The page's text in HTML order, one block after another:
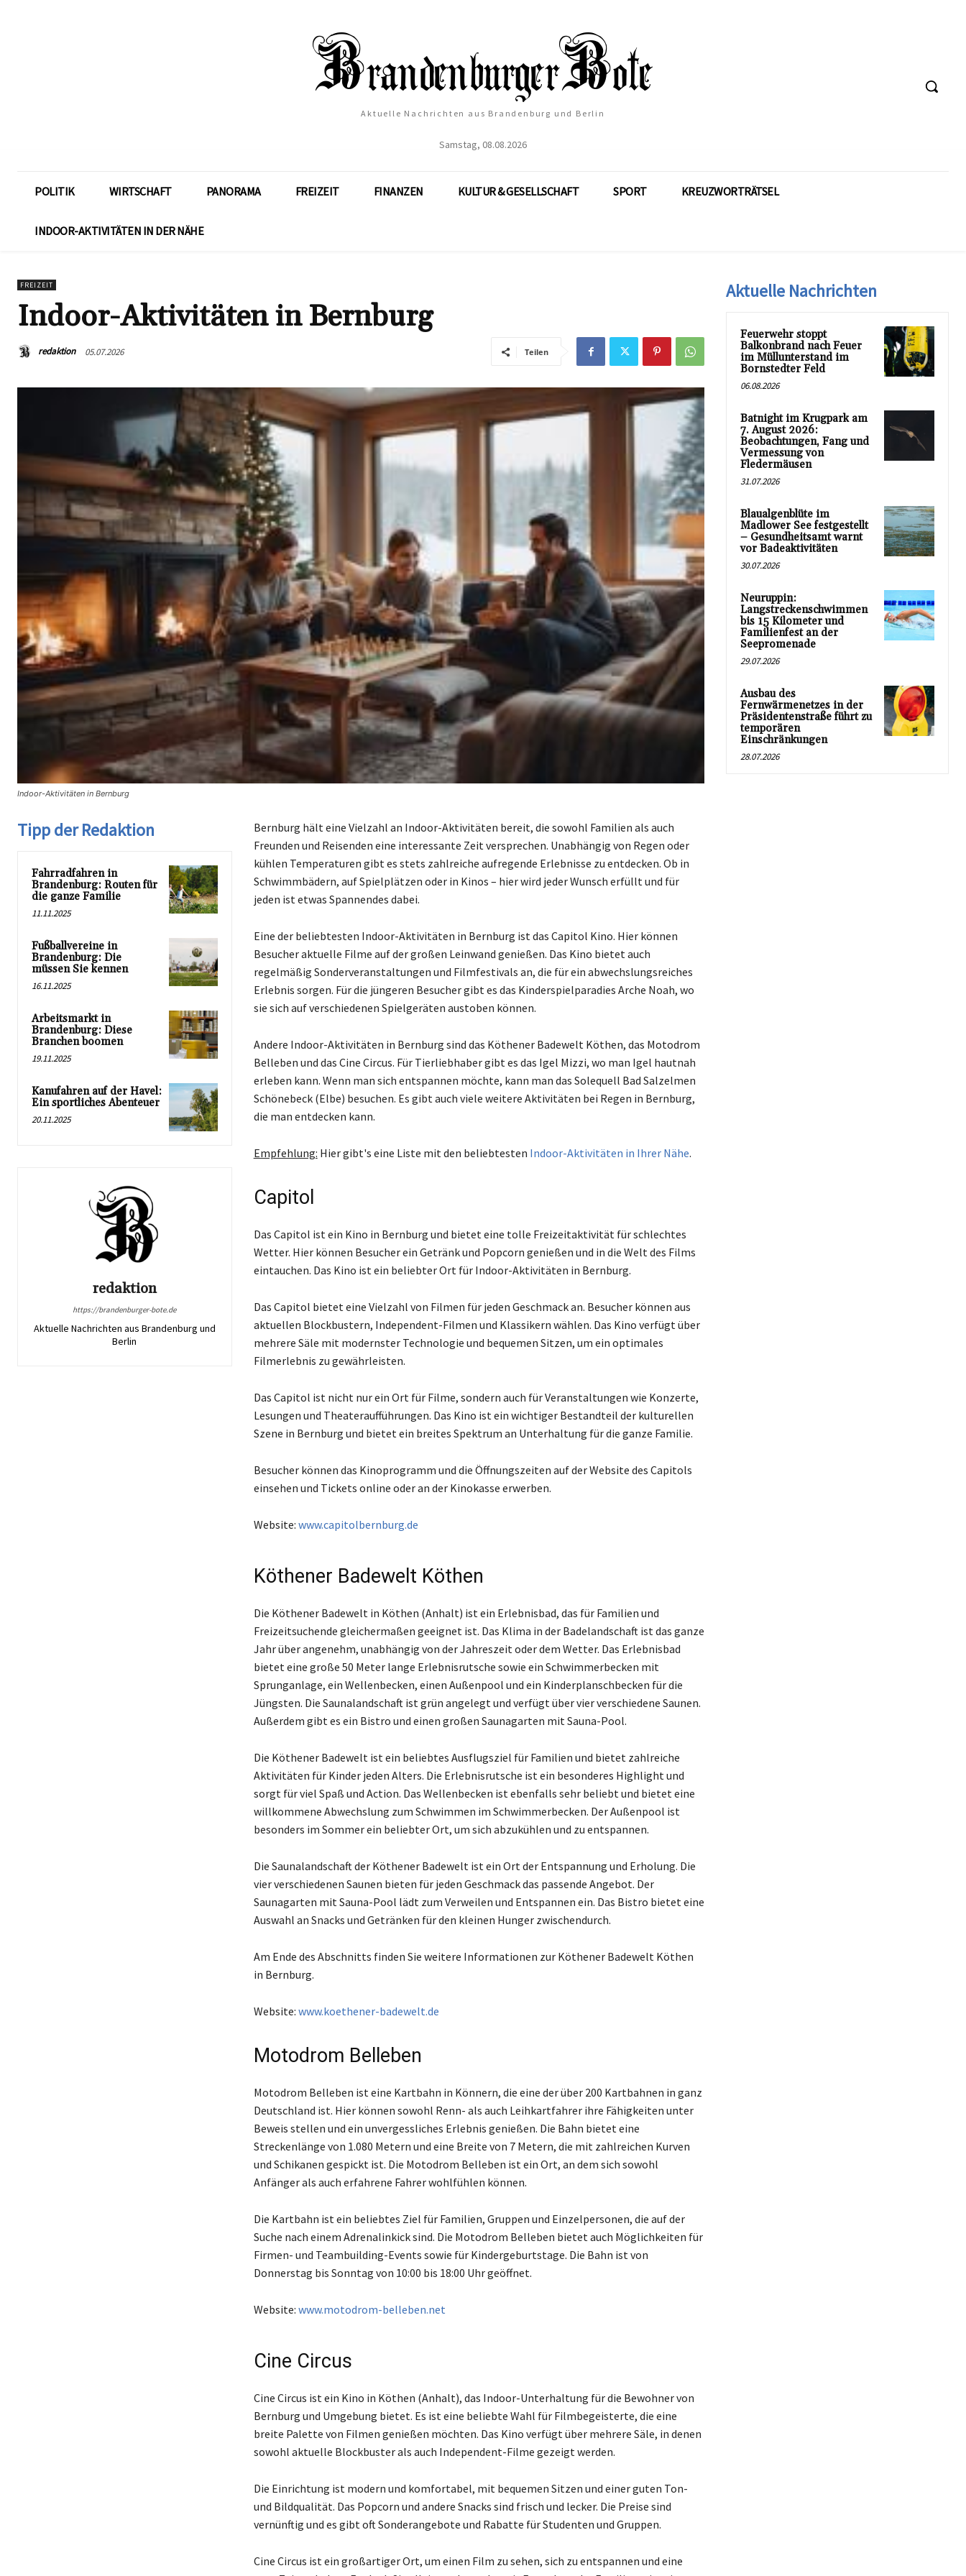
Aktuelle Nachrichten aus Brandenburg und Berlin
Samstag, 08.08.2026
POLITIK WIRTSCHAFT PANORAMA FREIZEIT FINANZEN KULTUR & GESELLSCHAFT SPORT KREUZWORTRÄTSEL
INDOOR-AKTIVITÄTEN IN DER NÄHE
FREIZEIT
Indoor-Aktivitäten in Bernburg
redaktion 05.07.2026 Teilen
Indoor-Aktivitäten in Bernburg
Tipp der Redaktion
Fahrradfahren in
Brandenburg: Routen für
die ganze Familie
11.11.2025
Fußballvereine in
Brandenburg: Die
müssen Sie kennen
16.11.2025
Arbeitsmarkt in
Brandenburg: Diese
Branchen boomen
19.11.2025
Kanufahren auf der Havel:
Ein sportliches Abenteuer
20.11.2025
redaktion
https://brandenburger-bote.de
Aktuelle Nachrichten aus Brandenburg und
Berlin
Bernburg hält eine Vielzahl an Indoor-Aktivitäten bereit, die sowohl Familien als auch
Freunden und Reisenden eine interessante Zeit versprechen. Unabhängig von Regen oder
kühlen Temperaturen gibt es stets zahlreiche aufregende Erlebnisse zu entdecken. Ob in
Schwimmbädern, auf Spielplätzen oder in Kinos – hier wird jeder Wunsch erfüllt und für
jeden ist etwas Spannendes dabei.
Eine der beliebtesten Indoor-Aktivitäten in Bernburg ist das Capitol Kino. Hier können
Besucher aktuelle Filme auf der großen Leinwand genießen. Das Kino bietet auch
regelmäßig Sonderveranstaltungen und Filmfestivals an, die für ein abwechslungsreiches
Erlebnis sorgen. Für die jüngeren Besucher gibt es das Kinderspielparadies Arche Noah, wo
sie sich auf verschiedenen Spielgeräten austoben können.
Andere Indoor-Aktivitäten in Bernburg sind das Köthener Badewelt Köthen, das Motodrom
Belleben und das Cine Circus. Für Tierliebhaber gibt es das Igel Mizzi, wo man Igel hautnah
erleben kann. Wenn man sich entspannen möchte, kann man das Solequell Bad Salzelmen
Schönebeck (Elbe) besuchen. Es gibt auch viele weitere Aktivitäten bei Regen in Bernburg,
die man entdecken kann.
Empfehlung: Hier gibt's eine Liste mit den beliebtesten Indoor-Aktivitäten in Ihrer Nähe.
Capitol
Das Capitol ist ein Kino in Bernburg und bietet eine tolle Freizeitaktivität für schlechtes
Wetter. Hier können Besucher ein Getränk und Popcorn genießen und in die Welt des Films
eintauchen. Das Kino ist ein beliebter Ort für Indoor-Aktivitäten in Bernburg.
Das Capitol bietet eine Vielzahl von Filmen für jeden Geschmack an. Besucher können aus
aktuellen Blockbustern, Independent-Filmen und Klassikern wählen. Das Kino verfügt über
mehrere Säle mit modernster Technologie und bequemen Sitzen, um ein optimales
Filmerlebnis zu gewährleisten.
Das Capitol ist nicht nur ein Ort für Filme, sondern auch für Veranstaltungen wie Konzerte,
Lesungen und Theateraufführungen. Das Kino ist ein wichtiger Bestandteil der kulturellen
Szene in Bernburg und bietet ein breites Spektrum an Unterhaltung für die ganze Familie.
Besucher können das Kinoprogramm und die Öffnungszeiten auf der Website des Capitols
einsehen und Tickets online oder an der Kinokasse erwerben.
Website: www.capitolbernburg.de
Köthener Badewelt Köthen
Die Köthener Badewelt in Köthen (Anhalt) ist ein Erlebnisbad, das für Familien und
Freizeitsuchende gleichermaßen geeignet ist. Das Klima in der Badelandschaft ist das ganze
Jahr über angenehm, unabhängig von der Jahreszeit oder dem Wetter. Das Erlebnisbad
bietet eine große 50 Meter lange Erlebnisrutsche sowie ein Schwimmerbecken mit
Sprunganlage, ein Wellenbecken, einen Außenpool und ein Kinderplanschbecken für die
Jüngsten. Die Saunalandschaft ist grün angelegt und verfügt über vier verschiedene Saunen.
Außerdem gibt es ein Bistro und einen großen Saunagarten mit Sauna-Pool.
Die Köthener Badewelt ist ein beliebtes Ausflugsziel für Familien und bietet zahlreiche
Aktivitäten für Kinder jeden Alters. Die Erlebnisrutsche ist ein besonderes Highlight und
sorgt für viel Spaß und Action. Das Wellenbecken ist ebenfalls sehr beliebt und bietet eine
willkommene Abwechslung zum Schwimmen im Schwimmerbecken. Der Außenpool ist
besonders im Sommer ein beliebter Ort, um sich abzukühlen und zu entspannen.
Die Saunalandschaft der Köthener Badewelt ist ein Ort der Entspannung und Erholung. Die
vier verschiedenen Saunen bieten für jeden Geschmack das passende Angebot. Der
Saunagarten mit Sauna-Pool lädt zum Verweilen und Entspannen ein. Das Bistro bietet eine
Auswahl an Snacks und Getränken für den kleinen Hunger zwischendurch.
Am Ende des Abschnitts finden Sie weitere Informationen zur Köthener Badewelt Köthen
in Bernburg.
Website: www.koethener-badewelt.de
Motodrom Belleben
Motodrom Belleben ist eine Kartbahn in Könnern, die eine der über 200 Kartbahnen in ganz
Deutschland ist. Hier können sowohl Renn- als auch Leihkartfahrer ihre Fähigkeiten unter
Beweis stellen und ein unvergessliches Erlebnis genießen. Die Bahn bietet eine
Streckenlänge von 1.080 Metern und eine Breite von 7 Metern, die mit zahlreichen Kurven
und Schikanen gespickt ist. Die Motodrom Belleben ist ein Ort, an dem sich sowohl
Anfänger als auch erfahrene Fahrer wohlfühlen können.
Die Kartbahn ist ein beliebtes Ziel für Familien, Gruppen und Einzelpersonen, die auf der
Suche nach einem Adrenalinkick sind. Die Motodrom Belleben bietet auch Möglichkeiten für
Firmen- und Teambuilding-Events sowie für Kindergeburtstage. Die Bahn ist von
Donnerstag bis Sonntag von 10:00 bis 18:00 Uhr geöffnet.
Website: www.motodrom-belleben.net
Cine Circus
Cine Circus ist ein Kino in Köthen (Anhalt), das Indoor-Unterhaltung für die Bewohner von
Bernburg und Umgebung bietet. Es ist eine beliebte Wahl für Filmbegeisterte, die eine
breite Palette von Filmen genießen möchten. Das Kino verfügt über mehrere Säle, in denen
sowohl aktuelle Blockbuster als auch Independent-Filme gezeigt werden.
Die Einrichtung ist modern und komfortabel, mit bequemen Sitzen und einer guten Ton-
und Bildqualität. Das Popcorn und andere Snacks sind frisch und lecker. Die Preise sind
vernünftig und es gibt oft Sonderangebote und Rabatte für Studenten und Gruppen.
Cine Circus ist ein großartiger Ort, um einen Film zu sehen, sich zu entspannen und eine
Aktuelle Nachrichten
Feuerwehr stoppt
Balkonbrand nach Feuer
im Müllunterstand im
Bornstedter Feld
06.08.2026
Batnight im Krugpark am
7. August 2026:
Beobachtungen, Fang und
Vermessung von
Fledermäusen
31.07.2026
Blaualgenblüte im
Madlower See festgestellt
– Gesundheitsamt warnt
vor Badeaktivitäten
30.07.2026
Neuruppin:
Langstreckenschwimmen
bis 15 Kilometer und
Familienfest an der
Seepromenade
29.07.2026
Ausbau des
Fernwärmenetzes in der
Präsidentenstraße führt zu
temporären
Einschränkungen
28.07.2026